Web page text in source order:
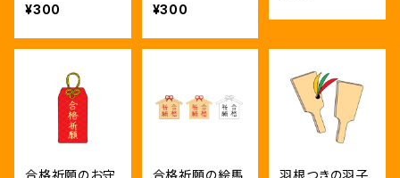
¥300
¥300
合格祈願のお守
合格祈願の絵馬
羽根つきの羽子